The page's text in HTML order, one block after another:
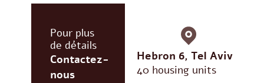
Hebron 6, Tel Aviv
40 housing units
Pour plus
de détails
Contactez-
nous